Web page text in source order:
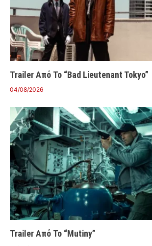
Trailer Από Το “Bad Lieutenant Tokyo”
04/08/2026
Trailer Από Το “Mutiny”